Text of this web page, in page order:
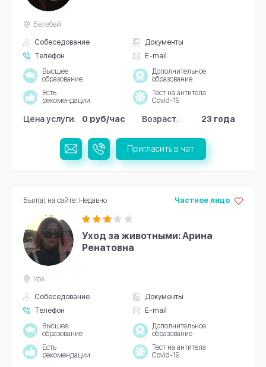
Собеседование
Документы
Телефон
E-mail
Белебей
Высшее
образование
Дополнительное
образование
Есть
рекомендации
Тест на антитела
Covid-19
Цена услуги: 0 руб/час Возраст: 23 года
Пригласить в чат
Уход за животными: Арина
Ренатовна
Собеседование
Документы
Телефон
E-mail
Частное лицо
Уфа
Высшее
образование
Дополнительное
образование
Есть
рекомендации
Тест на антитела
Covid-19
Был(а) на сайте: Недавно